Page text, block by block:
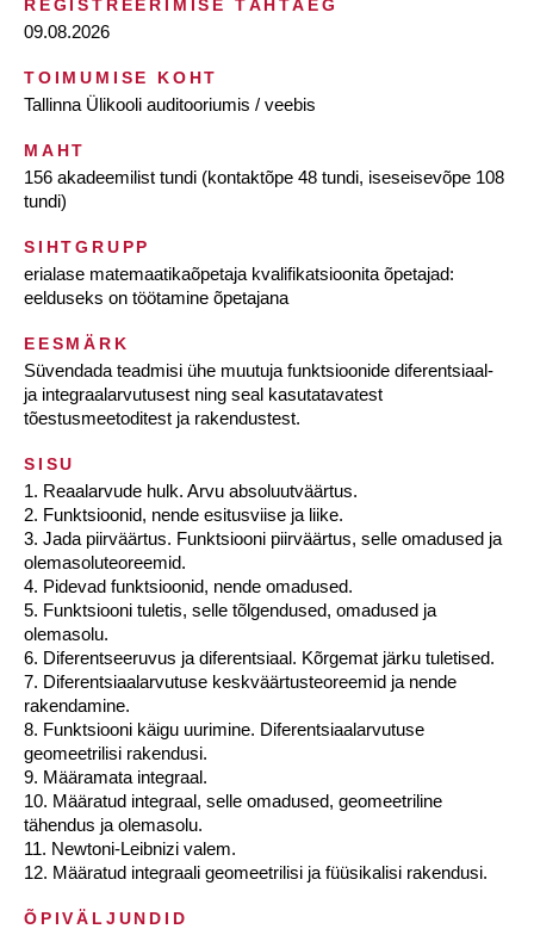
REGISTREERIMISE TÄHTAEG
09.08.2026
TOIMUMISE KOHT
Tallinna Ülikooli auditooriumis / veebis
MAHT
156 akadeemilist tundi (kontaktõpe 48 tundi, iseseisevõpe 108
tundi)
SIHTGRUPP
erialase matemaatikaõpetaja kvalifikatsioonita õpetajad:
eelduseks on töötamine õpetajana
EESMÄRK
Süvendada teadmisi ühe muutuja funktsioonide diferentsiaal-
ja integraalarvutusest ning seal kasutatavatest
tõestusmeetoditest ja rakendustest.
SISU
1. Reaalarvude hulk. Arvu absoluutväärtus.
2. Funktsioonid, nende esitusviise ja liike.
3. Jada piirväärtus. Funktsiooni piirväärtus, selle omadused ja
olemasoluteoreemid.
4. Pidevad funktsioonid, nende omadused.
5. Funktsiooni tuletis, selle tõlgendused, omadused ja
olemasolu.
6. Diferentseeruvus ja diferentsiaal. Kõrgemat järku tuletised.
7. Diferentsiaalarvutuse keskväärtusteoreemid ja nende
rakendamine.
8. Funktsiooni käigu uurimine. Diferentsiaalarvutuse
geomeetrilisi rakendusi.
9. Määramata integraal.
10. Määratud integraal, selle omadused, geomeetriline
tähendus ja olemasolu.
11. Newtoni-Leibnizi valem.
12. Määratud integraali geomeetrilisi ja füüsikalisi rakendusi.
ÕPIVÄLJUNDID